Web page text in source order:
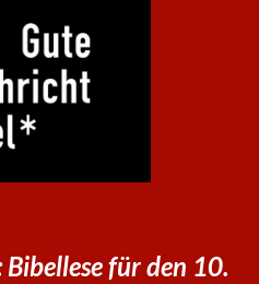
Bibellese für den 10.